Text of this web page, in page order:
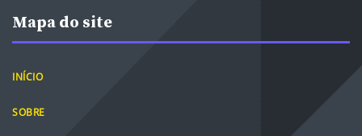
Mapa do site
INÍCIO
SOBRE